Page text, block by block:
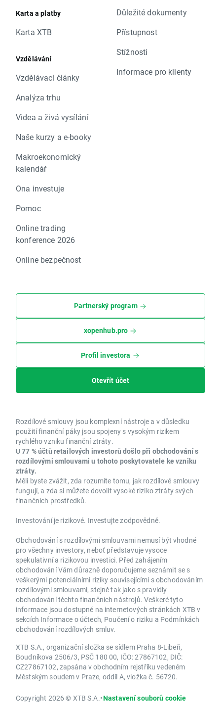
Karta a platby
Karta XTB
Vzdělávání
Vzdělávací články
Analýza trhu
Videa a živá vysílání
Naše kurzy a e-booky
Makroekonomický
kalendář
Ona investuje
Pomoc
Online trading
konference 2026
Online bezpečnost
Důležité dokumenty
Přístupnost
Stížnosti
Informace pro klienty
Partnerský program
xopenhub.pro
Profil investora
Otevřít účet
Rozdílové smlouvy jsou komplexní nástroje a v důsledku
použití finanční páky jsou spojeny s vysokým rizikem
rychlého vzniku finanční ztráty.
U 77 % účtů retailových investorů došlo při obchodování s
rozdílovými smlouvami u tohoto poskytovatele ke vzniku
ztráty.
Měli byste zvážit, zda rozumíte tomu, jak rozdílové smlouvy
fungují, a zda si můžete dovolit vysoké riziko ztráty svých
finančních prostředků.
Investování je rizikové. Investujte zodpovědně.
Obchodování s rozdílovými smlouvami nemusí být vhodné
pro všechny investory, neboť představuje vysoce
spekulativní a rizikovou investici. Před zahájením
obchodování Vám důrazně doporučujeme seznámit se s
veškerými potenciálními riziky souvisejícími s obchodováním
rozdílovými smlouvami, stejně tak jako s pravidly
obchodování těchto finančních nástrojů. Veškeré tyto
informace jsou dostupné na internetových stránkách XTB v
sekcích Informace o účtech, Poučení o riziku a Podmínkách
obchodování rozdílových smluv.
XTB S.A., organizační složka se sídlem Praha 8-Libeň,
Boudníkova 2506/3, PSČ 180 00, IČO: 27867102, DIČ:
CZ27867102, zapsána v obchodním rejstříku vedeném
Městským soudem v Praze, oddíl A, vložka č. 56720.
Copyright 2026 © XTB S.A.•Nastavení souborů cookie